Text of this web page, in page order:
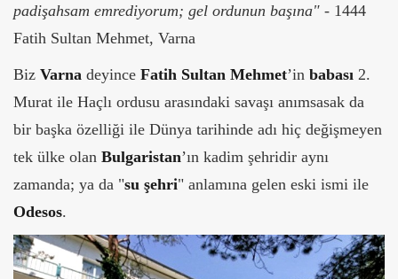
padişahsam emrediyorum; gel ordunun başına" - 1444
Fatih Sultan Mehmet, Varna
Biz Varna deyince Fatih Sultan Mehmet’in babası 2.
Murat ile Haçlı ordusu arasındaki savaşı anımsasak da
bir başka özelliği ile Dünya tarihinde adı hiç değişmeyen
tek ülke olan Bulgaristan’ın kadim şehridir aynı
zamanda; ya da "su şehri" anlamına gelen eski ismi ile
Odesos.